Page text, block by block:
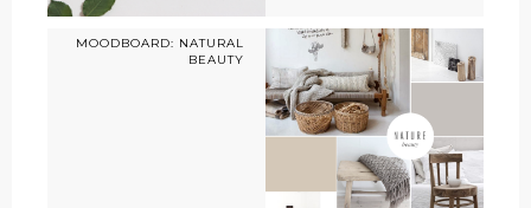
MOODBOARD: NATURAL
BEAUTY